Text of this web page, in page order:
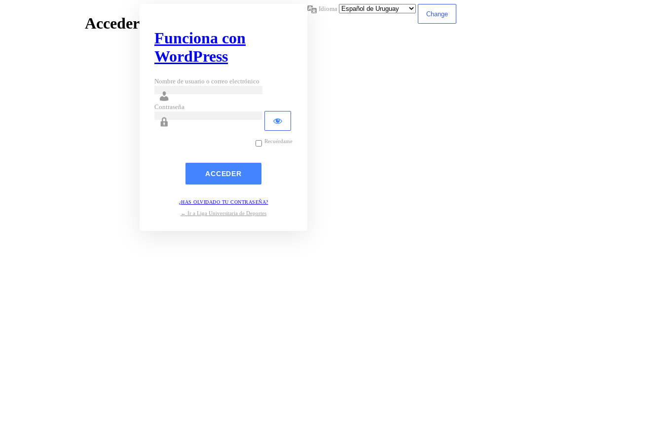
Acceder
Funciona con
WordPress
Nombre de usuario o correo electrónico
Contraseña
Recuérdame
¿HAS OLVIDADO TU CONTRASEÑA?
← Ir a Liga Universitaria de Deportes
Idioma